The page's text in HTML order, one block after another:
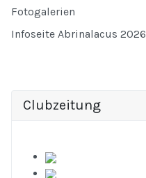
Fotogalerien
Infoseite Abrinalacus 2026
Clubzeitung